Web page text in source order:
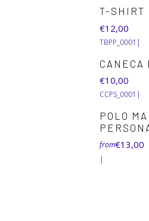
T-SHIRT
€12,00
TBPP_0001 |
CANECA
€10,00
CCPS_0001 |
POLO
from€13,00
|